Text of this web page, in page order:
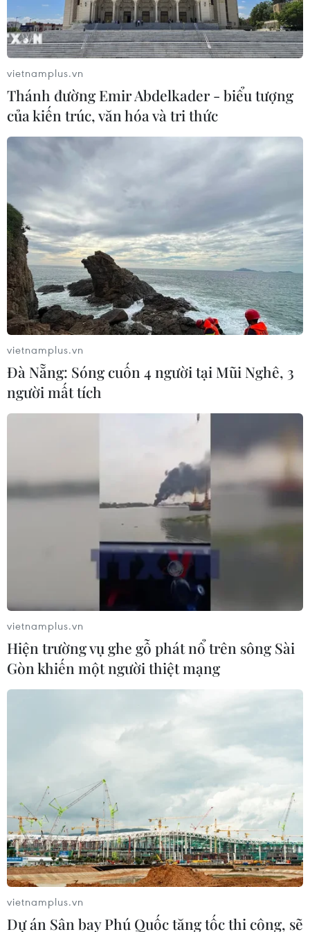
Ông không đề cập cụ thể đến “các tin tức lạc
quan” chưa được công bố trong cuộc điện đàm
giữa hai bên./.
(Vietnam+)
#Thương mại tự do
#Chiến tranh thương mại
#Kinh tế Mỹ
#Căng thẳng thương mại Mỹ-Trung
TIN LIÊN QUAN
Chính sách của Fed trong dòng chảy của
nền kinh tế Mỹ
19/08/2019 01:41
Bất cứ động thái nào của Fed trong việc tăng hay giảm
lãi suất cũng có tác động lớn tới nền kinh tế Mỹ nói
riêng và nền kinh tế toàn cầu nói chung.
vietnamplus.vn
Thánh đường Emir Abdelkader - biểu tượng
của kiến trúc, văn hóa và tri thức
vietnamplus.vn
Đà Nẵng: Sóng cuốn 4 người tại Mũi Nghê, 3
người mất tích
vietnamplus.vn
Hiện trường vụ ghe gỗ phát nổ trên sông Sài
Gòn khiến một người thiệt mạng
vietnamplus.vn
Dự án Sân bay Phú Quốc tăng tốc thi công, sẽ